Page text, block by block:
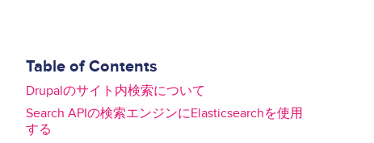
Table of Contents
Drupalのサイト内検索について
Search APIの検索エンジンにElasticsearchを使用
する